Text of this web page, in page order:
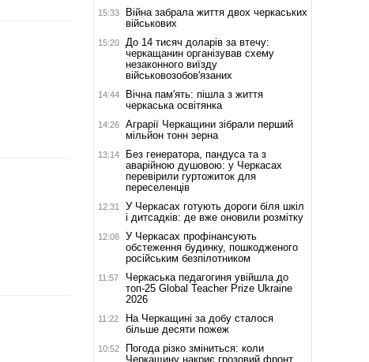
15:33
Війна забрала життя двох черкаських
військових
15:20
До 14 тисяч доларів за втечу:
черкащанин організував схему
незаконного виїзду
військовозобов'язаних
14:44
Вічна пам'ять: пішла з життя
черкаська освітянка
14:26
Аграрії Черкащини зібрали перший
мільйон тонн зерна
13:14
Без генератора, пандуса та з
аварійною душовою: у Черкасах
перевірили гуртожиток для
переселенців
12:31
У Черкасах готують дороги біля шкіл
і дитсадків: де вже оновили розмітку
12:08
У Черкасах профінансують
обстеження будинку, пошкодженого
російським безпілотником
11:57
Черкаська педагогиня увійшла до
топ-25 Global Teacher Prize Ukraine
2026
11:22
На Черкащині за добу сталося
більше десяти пожеж
10:52
Погода різко зміниться: коли
Черкащину накриє грозовий фронт